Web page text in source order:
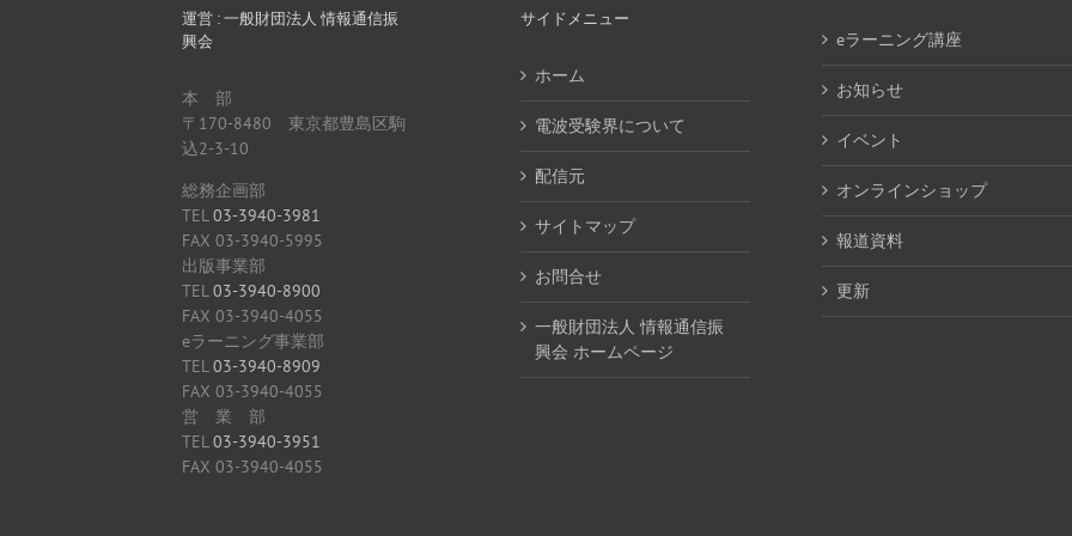
運営 : 一般財団法人 情報通信振
興会
本 部
〒170-8480 東京都豊島区駒
込2-3-10
総務企画部
TEL03-3940-3981
FAX 03-3940-5995
出版事業部
TEL03-3940-8900
FAX 03-3940-4055
eラーニング事業部
TEL03-3940-8909
FAX 03-3940-4055
営 業 部
TEL03-3940-3951
FAX 03-3940-4055
サイドメニュー
ホーム
電波受験界について
配信元
サイトマップ
お問合せ
一般財団法人 情報通信振
興会 ホームページ
eラーニング講座
お知らせ
イベント
オンラインショップ
報道資料
更新